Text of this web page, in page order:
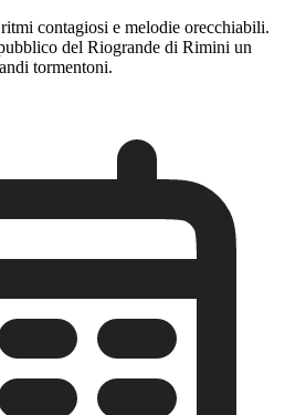
contagiosi e melodie orecchiabili.
del Riogrande di Rimini un
tormentoni.